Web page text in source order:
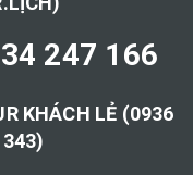
247 166
KHÁCH LẺ (0936